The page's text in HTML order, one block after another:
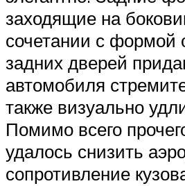
заходящие на
сочетании с формой
задних дверей
автомобиля
также визуально
Помимо всего
удалось снизить
сопротивление